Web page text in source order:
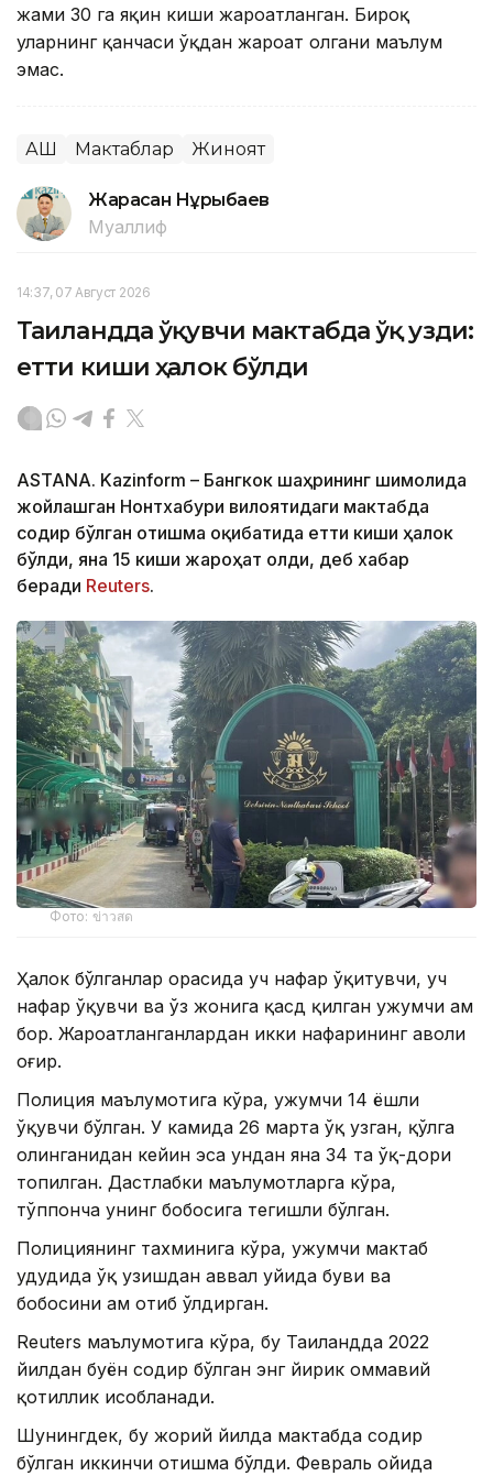
жами 30 га яқин киши жароҳатланган. Бироқ
уларнинг қанчаси ўқдан жароҳат олгани маълум
эмас.
АҚШ Мактаблар Жиноят
Жарасқан Нұрыбаев
Муаллиф
14:37, 07 Август 2026
Таиландда ўқувчи мактабда ўқ узди:
етти киши ҳалок бўлди
ASTANA. Kazinform – Бангкок шаҳрининг шимолида
жойлашган Нонтхабури вилоятидаги мактабда
содир бўлган отишма оқибатида етти киши ҳалок
бўлди, яна 15 киши жароҳат олди, деб хабар
беради Reuters.
Фото: ข่าวสด
Ҳалок бўлганлар орасида уч нафар ўқитувчи, уч
нафар ўқувчи ва ўз жонига қасд қилган ҳужумчи ҳам
бор. Жароҳатланганлардан икки нафарининг аҳволи
оғир.
Полиция маълумотига кўра, ҳужумчи 14 ёшли
ўқувчи бўлган. У камида 26 марта ўқ узган, қўлга
олинганидан кейин эса ундан яна 34 та ўқ-дори
топилган. Дастлабки маълумотларга кўра,
тўппонча унинг бобосига тегишли бўлган.
Полициянинг тахминига кўра, ҳужумчи мактаб
ҳудудида ўқ узишдан аввал уйида буви ва
бобосини ҳам отиб ўлдирган.
Reuters маълумотига кўра, бу Таиландда 2022
йилдан буён содир бўлган энг йирик оммавий
қотиллик ҳисобланади.
Шунингдек, бу жорий йилда мактабда содир
бўлган иккинчи отишма бўлди. Февраль ойида